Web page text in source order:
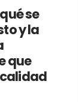
se
y la
que